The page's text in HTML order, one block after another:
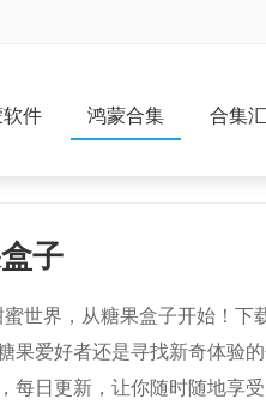
件 鸿蒙合集 合集
子
世界，从糖果盒子开始！下
果爱好者还是寻找新奇体验
每日更新，让你随时随地享